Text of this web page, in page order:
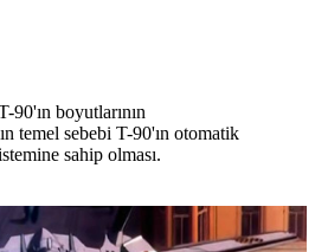
90'ın boyutlarının
temel sebebi T-90'ın otomatik
sahip olması.